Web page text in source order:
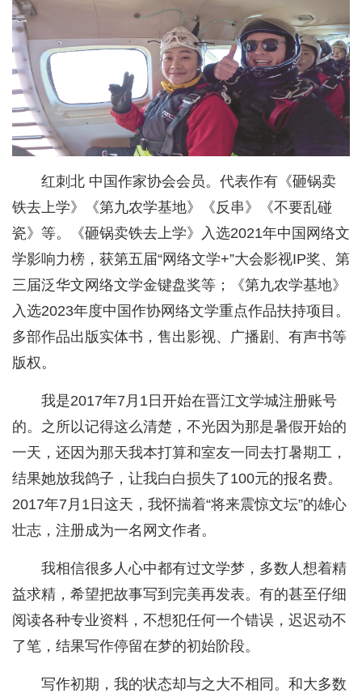
红刺北 中国作家协会会员。代表作有《砸锅卖
铁去上学》《第九农学基地》《反串》《不要乱碰
瓷》等。《砸锅卖铁去上学》入选2021年中国网络文
学影响力榜，获第五届“网络文学+”大会影视IP奖、第
三届泛华文网络文学金键盘奖等；《第九农学基地》
入选2023年度中国作协网络文学重点作品扶持项目。
多部作品出版实体书，售出影视、广播剧、有声书等
版权。
我是2017年7月1日开始在晋江文学城注册账号
的。之所以记得这么清楚，不光因为那是暑假开始的
一天，还因为那天我本打算和室友一同去打暑期工，
结果她放我鸽子，让我白白损失了100元的报名费。
2017年7月1日这天，我怀揣着“将来震惊文坛”的雄心
壮志，注册成为一名网文作者。
我相信很多人心中都有过文学梦，多数人想着精
益求精，希望把故事写到完美再发表。有的甚至仔细
阅读各种专业资料，不想犯任何一个错误，迟迟动不
了笔，结果写作停留在梦的初始阶段。
写作初期，我的状态却与之大不相同。和大多数